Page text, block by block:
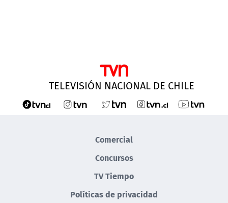
TELEVISIÓN NACIONAL DE CHILE
Comercial
Concursos
TV Tiempo
Políticas de privacidad